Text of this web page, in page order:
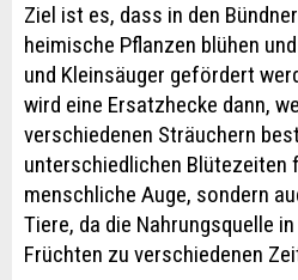
Ziel ist es, dass in den
heimische Pflanzen blühen
und Kleinsäuger gefördert
wird eine Ersatzhecke dann,
verschiedenen Sträuchern
unterschiedlichen Blütezeiten
menschliche Auge, sondern
Tiere, da die Nahrungsquelle
Früchten zu verschiedenen